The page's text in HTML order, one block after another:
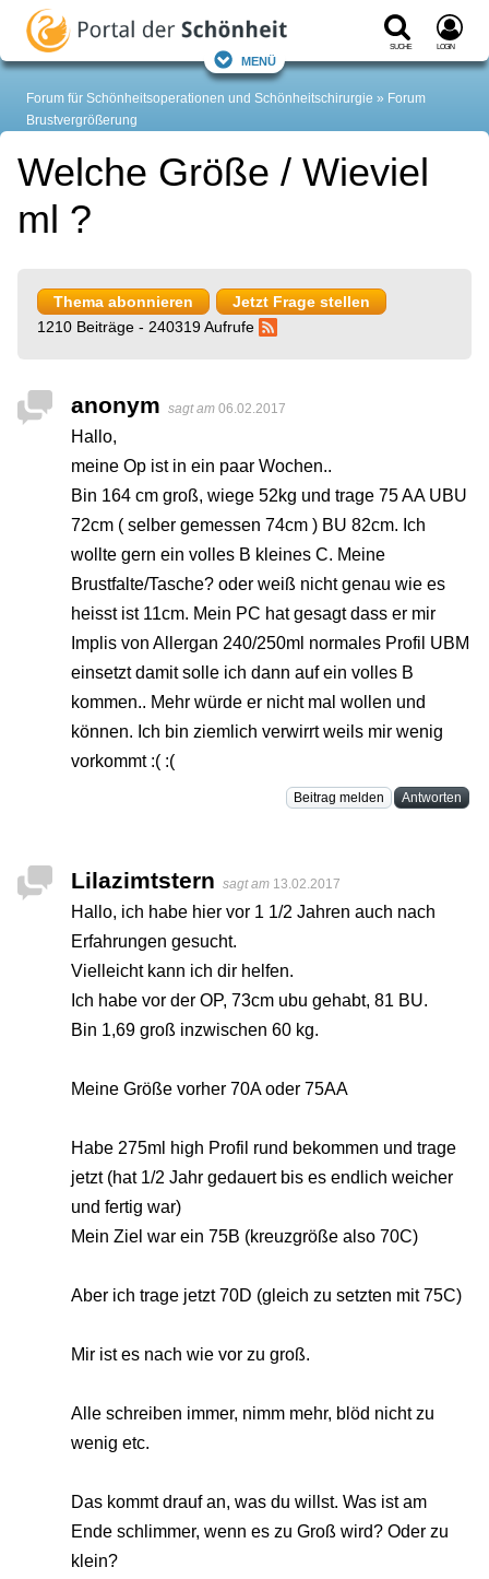
Suche Login
Menü
Forum für Schönheitsoperationen und Schönheitschirurgie
Forum
Brustvergrößerung
Welche Größe / Wieviel
ml ?
Thema abonnieren
Jetzt Frage stellen
1210 Beiträge - 240319 Aufrufe
anonym sagt am 06.02.2017
Hallo,
meine Op ist in ein paar Wochen..
Bin 164 cm groß, wiege 52kg und trage 75 AA UBU
72cm ( selber gemessen 74cm ) BU 82cm. Ich
wollte gern ein volles B kleines C. Meine
Brustfalte/Tasche? oder weiß nicht genau wie es
heisst ist 11cm. Mein PC hat gesagt dass er mir
Implis von Allergan 240/250ml normales Profil UBM
einsetzt damit solle ich dann auf ein volles B
kommen.. Mehr würde er nicht mal wollen und
können. Ich bin ziemlich verwirrt weils mir wenig
vorkommt :( :(
Beitrag melden Antworten
Lilazimtstern sagt am 13.02.2017
Hallo, ich habe hier vor 1 1/2 Jahren auch nach
Erfahrungen gesucht.
Vielleicht kann ich dir helfen.
Ich habe vor der OP, 73cm ubu gehabt, 81 BU.
Bin 1,69 groß inzwischen 60 kg.
Meine Größe vorher 70A oder 75AA
Habe 275ml high Profil rund bekommen und trage
jetzt (hat 1/2 Jahr gedauert bis es endlich weicher
und fertig war)
Mein Ziel war ein 75B (kreuzgröße also 70C)
Aber ich trage jetzt 70D (gleich zu setzten mit 75C)
Mir ist es nach wie vor zu groß.
Alle schreiben immer, nimm mehr, blöd nicht zu
wenig etc.
Das kommt drauf an, was du willst. Was ist am
Ende schlimmer, wenn es zu Groß wird? Oder zu
klein?